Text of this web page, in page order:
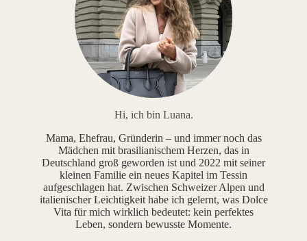
Hi, ich bin Luana.
Mama, Ehefrau, Gründerin – und immer noch das
Mädchen mit brasilianischem Herzen, das in
Deutschland groß geworden ist und 2022 mit seiner
kleinen Familie ein neues Kapitel im Tessin
aufgeschlagen hat. Zwischen Schweizer Alpen und
italienischer Leichtigkeit habe ich gelernt, was Dolce
Vita für mich wirklich bedeutet: kein perfektes
Leben, sondern bewusste Momente.